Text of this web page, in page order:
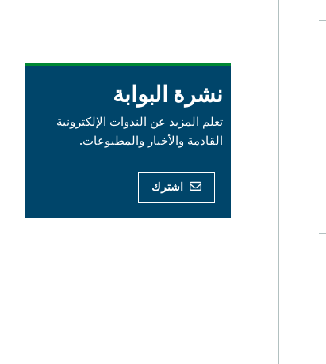
نشرة البوابة
تعلم المزيد عن الندوات الإلكترونية
القادمة والأخبار والمطبوعات.
اشترك